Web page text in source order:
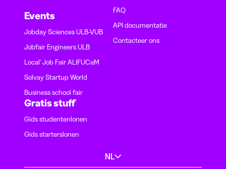
Events
Jobday Sciences ULB-VUB
Jobfair Engineers ULB
Local' Job Fair ALIFUCaM
Solvay Startup World
Business school fair
FAQ
API documentatie
Contacteer ons
Gratis stuff
Gids studentenlonen
Gids starterslonen
NL